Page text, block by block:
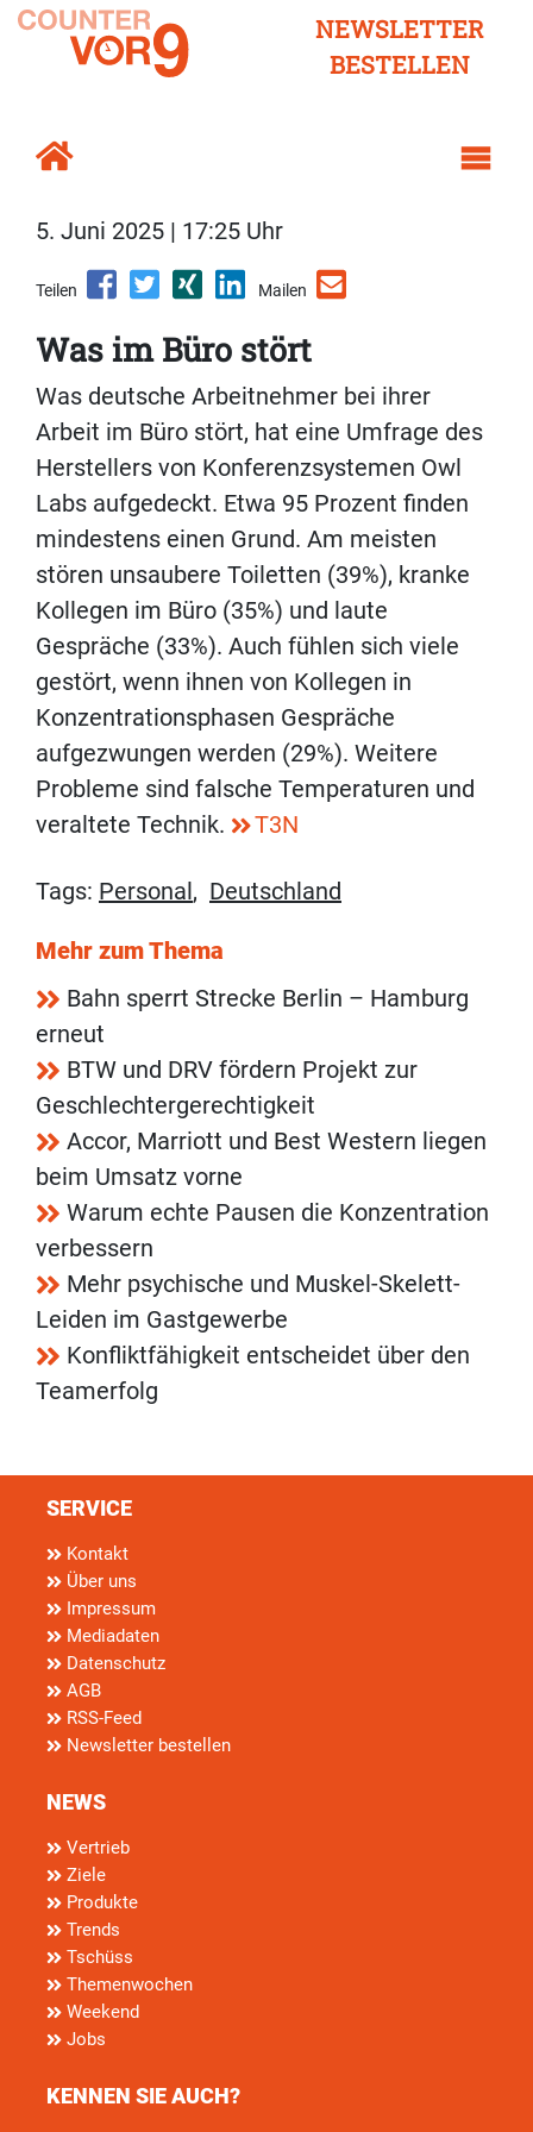
NEWSLETTER
BESTELLEN
5. Juni 2025 | 17:25 Uhr
Teilen Mailen
Was im Büro stört
Was deutsche Arbeitnehmer bei ihrer
Arbeit im Büro stört, hat eine Umfrage des
Herstellers von Konferenzsystemen Owl
Labs aufgedeckt. Etwa 95 Prozent finden
mindestens einen Grund. Am meisten
stören unsaubere Toiletten (39%), kranke
Kollegen im Büro (35%) und laute
Gespräche (33%). Auch fühlen sich viele
gestört, wenn ihnen von Kollegen in
Konzentrationsphasen Gespräche
aufgezwungen werden (29%). Weitere
Probleme sind falsche Temperaturen und
veraltete Technik.
T3N
Tags: Personal , Deutschland
Mehr zum Thema
Bahn sperrt Strecke Berlin – Hamburg
erneut
BTW und DRV fördern Projekt zur
Geschlechtergerechtigkeit
Accor, Marriott und Best Western liegen
beim Umsatz vorne
Warum echte Pausen die Konzentration
verbessern
Mehr psychische und Muskel-Skelett-
Leiden im Gastgewerbe
Konfliktfähigkeit entscheidet über den
Teamerfolg
SERVICE
Kontakt
Über uns
Impressum
Mediadaten
Datenschutz
AGB
RSS-Feed
Newsletter bestellen
NEWS
Vertrieb
Ziele
Produkte
Trends
Tschüss
Themenwochen
Weekend
Jobs
KENNEN SIE AUCH?